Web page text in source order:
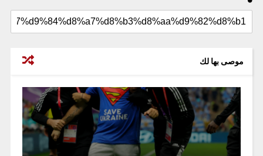
موصى بها لك